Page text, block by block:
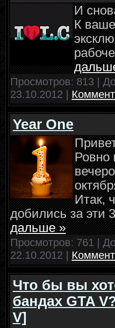
И
К
Просмотров: 813 |
23.10.2012 |
Year One
Ровно
Итак,
добились за эти
дальше »
Просмотров: 761 |
22.10.2012 |
Что бы вы
бандах GTA
V]